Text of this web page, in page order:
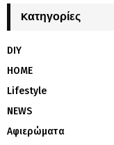
Kατηγορίες
DIY
HOME
Lifestyle
NEWS
Αφιερώματα